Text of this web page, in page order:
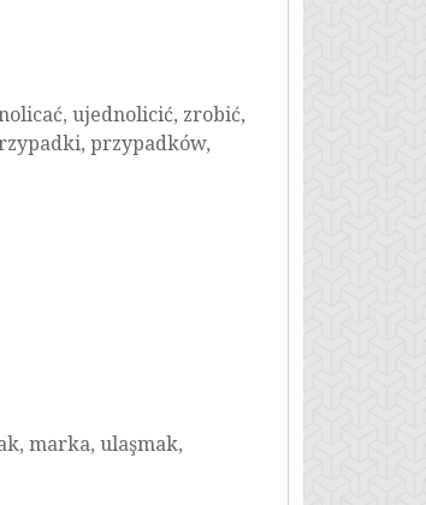
ujednolicić, zrobić,
przypadków,
marka, ulaşmak,